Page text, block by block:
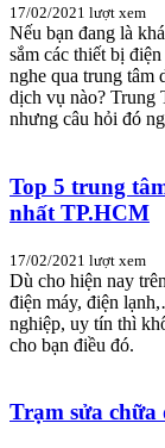
17/02/2021 lượt xem
Nếu bạn đang là
sắm các thiết bị
nghe qua trung
dịch vụ nào? Trung
nhưng câu hỏi đó
Top 5 trung
nhất TP.HCM
17/02/2021 lượt xem
Dù cho hiện nay
điện máy, điện
nghiệp, uy tín thì
cho bạn điều đó.
Trạm sửa